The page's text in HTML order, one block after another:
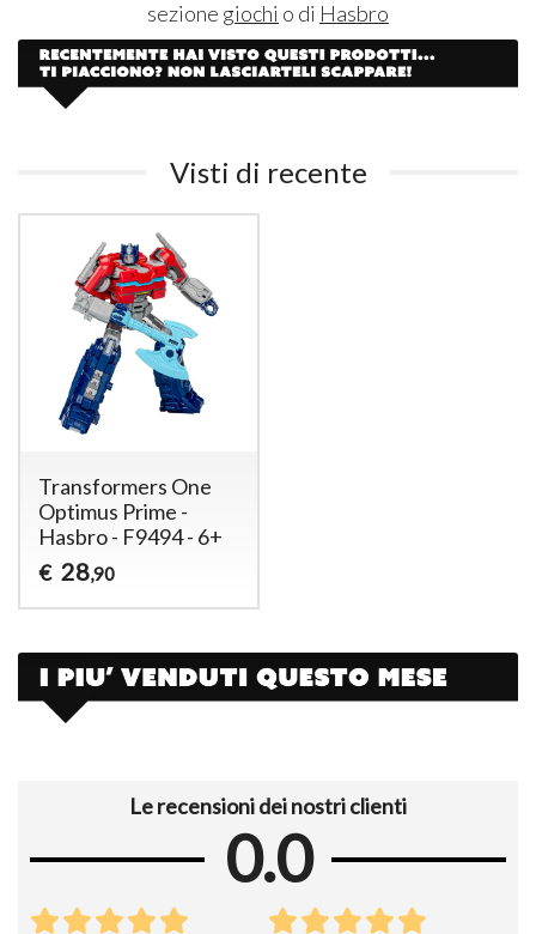
sezione giochi o di Hasbro
Visti di recente
Transformers One
Optimus Prime -
Hasbro - F9494 - 6+
€ 28,90
Le recensioni dei nostri clienti
0.0